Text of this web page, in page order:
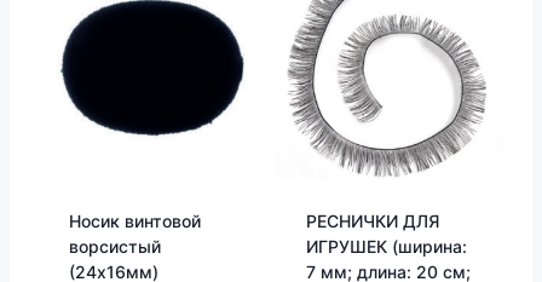
Носик винтовой
ворсистый
(24х16мм)
РЕСНИЧКИ ДЛЯ
ИГРУШЕК (ширина:
7 мм; длина: 20 см;